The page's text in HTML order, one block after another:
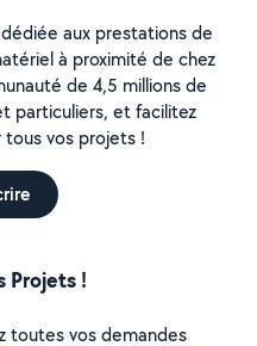
aux prestations de
à proximité de chez
de 4,5 millions de
particuliers, et facilitez
vos projets !
Projets !
toutes vos demandes